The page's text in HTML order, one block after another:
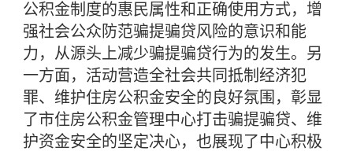
公积金制度的惠民属性和正确使用方式，增
强社会公众防范骗提骗贷风险的意识和能
力，从源头上减少骗提骗贷行为的发生。另
一方面，活动营造全社会共同抵制经济犯
罪、维护住房公积金安全的良好氛围，彰显
了市住房公积金管理中心打击骗提骗贷、维
护资金安全的坚定决心，也展现了中心积极